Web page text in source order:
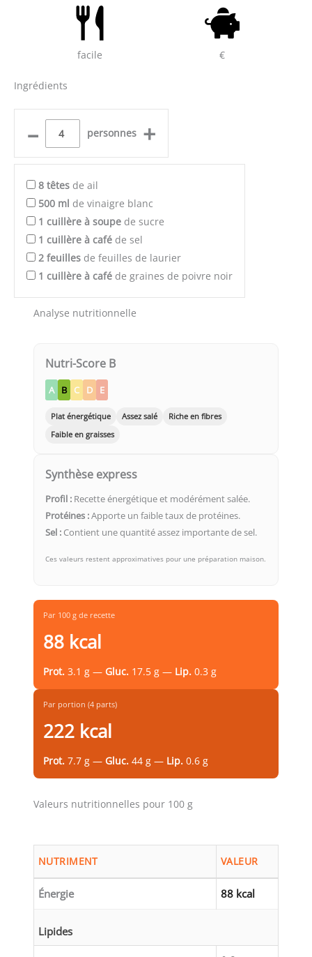
facile €
Ingrédients
– personnes +
8 têtes de ail
500 ml de vinaigre blanc
1 cuillère à soupe de sucre
1 cuillère à café de sel
2 feuilles de feuilles de laurier
1 cuillère à café de graines de poivre noir
Analyse nutritionnelle
Nutri-Score B
A B C D E
Plat énergétique Assez salé
Riche en fibres
Faible en graisses
Synthèse express
Profil : Recette énergétique et modérément salée.
Protéines :Apporte un faible taux de protéines.
Sel : Contient une quantité assez importante de sel.
Ces valeurs restent approximatives pour une préparation maison.
Par 100 g de recette
88 kcal
Prot. 3.1 g — Gluc. 17.5 g — Lip. 0.3 g
Par portion (4 parts)
222 kcal
Prot. 7.7 g — Gluc. 44 g — Lip. 0.6 g
Valeurs nutritionnelles pour 100 g
NUTRIMENT VALEUR
Énergie 88 kcal
Lipides